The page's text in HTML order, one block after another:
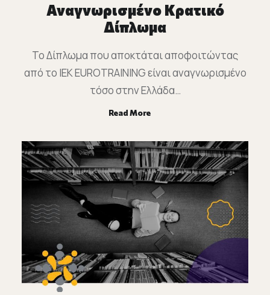
Αναγνωρισμένο Κρατικό
Δίπλωμα
Το Δίπλωμα που αποκτάται αποφοιτώντας
από το ΙΕΚ EUROTRAINING είναι αναγνωρισμένο
τόσο στην Ελλάδα…
Read More